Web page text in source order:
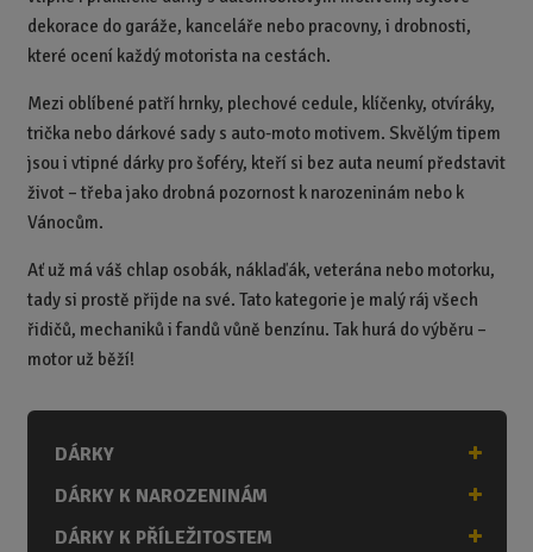
dekorace do garáže, kanceláře nebo pracovny, i drobnosti,
které ocení každý motorista na cestách.
Mezi oblíbené patří hrnky, plechové cedule, klíčenky, otvíráky,
trička nebo dárkové sady s auto-moto motivem. Skvělým tipem
jsou i vtipné dárky pro šoféry, kteří si bez auta neumí představit
život – třeba jako drobná pozornost k narozeninám nebo k
Vánocům.
Ať už má váš chlap osobák, náklaďák, veterána nebo motorku,
tady si prostě přijde na své. Tato kategorie je malý ráj všech
řidičů, mechaniků i fandů vůně benzínu. Tak hurá do výběru –
motor už běží!
DÁRKY
DÁRKY K NAROZENINÁM
DÁRKY K PŘÍLEŽITOSTEM